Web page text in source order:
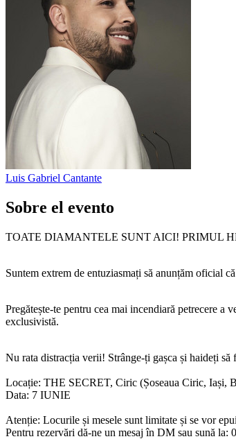
Luis Gabriel Cantante
Sobre el evento
TOATE DIAMANTELE SUNT AICI! PRIMUL
Suntem extrem de entuziasmați să anunțăm
Pregătește-te pentru cea mai incendiară petrecere
exclusivistă.
Nu rata distracția verii! Strânge-ți gașca și haideți să
Locație: THE SECRET, Ciric (Șoseaua Ciric, Iași,
Data: 7 IUNIE
Atenție: Locurile și mesele sunt limitate și se vor
Pentru rezervări dă-ne un mesaj în DM sau sună la: